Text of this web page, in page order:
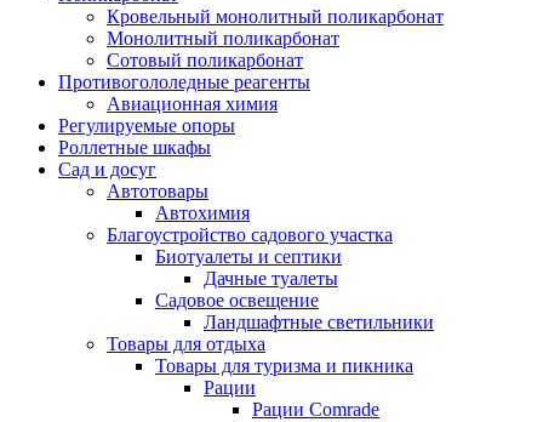
Кровельный монолитный поликарбонат
Монолитный поликарбонат
Сотовый поликарбонат
Противогололедные реагенты
Авиационная химия
Регулируемые опоры
Роллетные шкафы
Сад и досуг
Автотовары
Автохимия
Благоустройство садового участка
Биотуалеты и септики
Дачные туалеты
Садовое освещение
Ландшафтные светильники
Товары для отдыха
Товары для туризма и пикника
Рации
Рации Comrade